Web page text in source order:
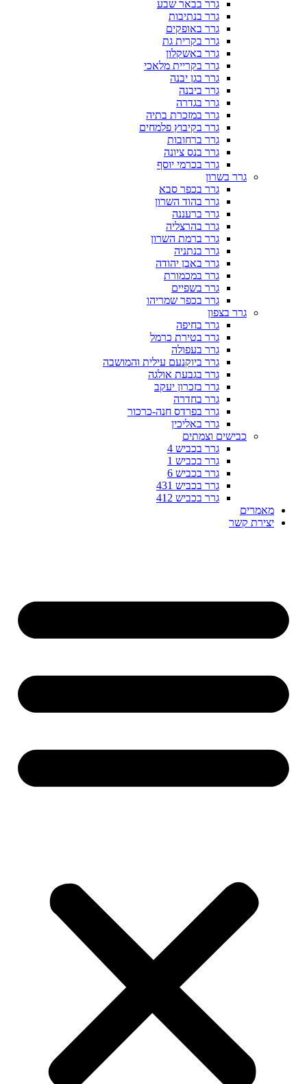
גרר בבאר שבע
גרר בנתיבות
גרר באופקים
גרר בקרית גת
גרר באשקלון
גרר בקריית מלאכי
גרר בגן יבנה
גרר ביבנה
גרר בגדרה
גרר במזכרת בתיה
גרר בקיבוץ פלמחים
גרר ברחובות
גרר בנס ציונה
גרר בכרמי יוסף
גרר בשרון
גרר בכפר סבא
גרר בהוד השרון
גרר ברעננה
גרר בהרצליה
גרר ברמת השרון
גרר בנתניה
גרר באבן יהודה
גרר במכמורת
גרר בשפיים
גרר בכפר שמריהו
גרר בצפון
גרר בחיפה
גרר בטירת כרמל
גרר בעפולה
גרר ביוקנעם עילית והמושבה
גרר בגבעת אולגה
גרר בזכרון יעקב
גרר בחדרה
גרר בפרדס חנה-כרכור
גרר באליכין
כבישים וצמתים
גרר בכביש 4
גרר בכביש 1
גרר בכביש 6
גרר בכביש 431
גרר בכביש 412
מאמרים
יצירת קשר